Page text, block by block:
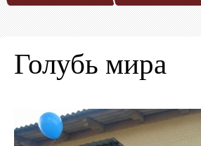
Голубь мира